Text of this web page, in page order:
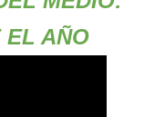
EL AÑO